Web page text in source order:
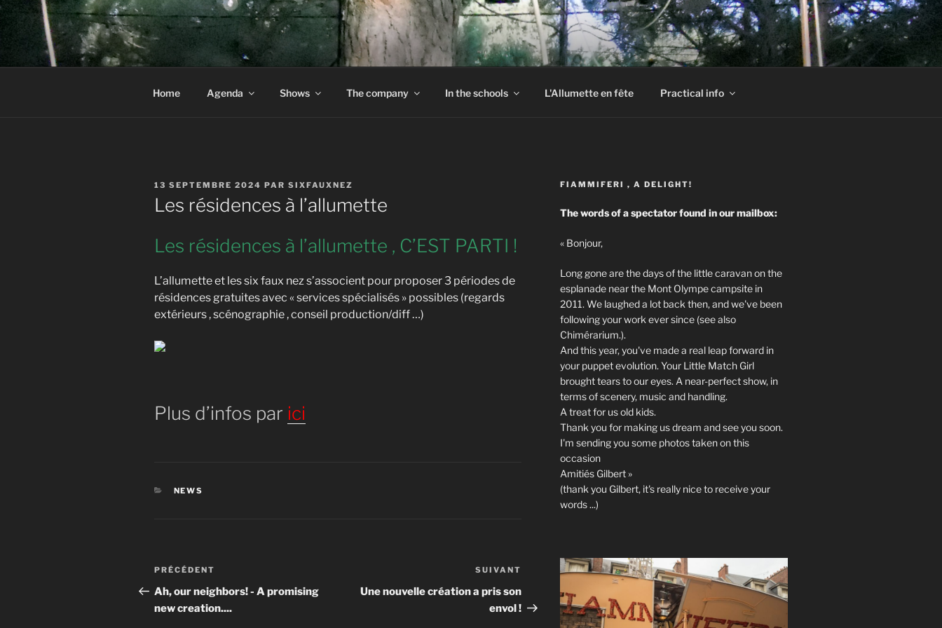
Aller
contenu
principal
LA CIE DES SIX FAUX NEZ
Home Agenda Shows The company In the schools L'Allumette en fête Practical info
PUBLIÉ
LE
13 SEPTEMBRE 2024 PAR SIXFAUXNEZ
Les résidences à l’allumette
Les résidences à l’allumette , C’EST PARTI !
L’allumette et les six faux nez s’associent pour proposer 3 périodes de
résidences gratuites avec « services spécialisés » possibles (regards
extérieurs , scénographie , conseil production/diff …)
Plus d’infos par ici
CATÉGORIES
NEWS
Navigation
de
l’article
Article
précédent
PRÉCÉDENT
Ah, our neighbors! - A promising
new creation....
suivant
SUIVANT
Une nouvelle création a pris son
envol !
FIAMMIFERI , A DELIGHT!
The words of a spectator found in our mailbox:
« Bonjour,
Long gone are the days of the little caravan on the
esplanade near the Mont Olympe campsite in
2011. We laughed a lot back then, and we've been
following your work ever since (see also
Chimérarium.).
And this year, you've made a real leap forward in
your puppet evolution. Your Little Match Girl
brought tears to our eyes. A near-perfect show, in
terms of scenery, music and handling.
A treat for us old kids.
Thank you for making us dream and see you soon.
I'm sending you some photos taken on this
occasion
Amitiés Gilbert »
(thank you Gilbert, it's really nice to receive your
words ...)